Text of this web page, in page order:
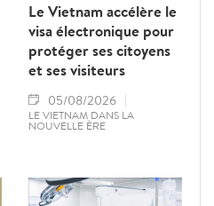
Le Vietnam accélère le
visa électronique pour
protéger ses citoyens
et ses visiteurs
05/08/2026
LE VIETNAM DANS LA
NOUVELLE ÈRE